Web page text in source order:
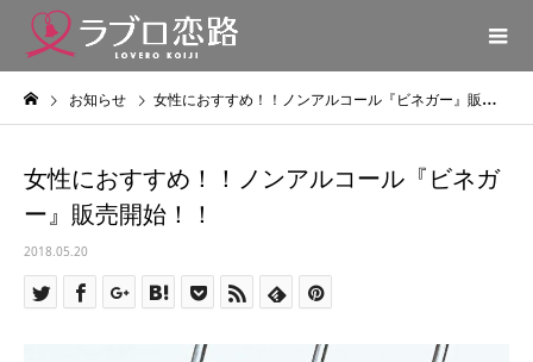
お知らせ 女性におすすめ！！ノンアルコール『ビネガー』販売開始！！
女性におすすめ！！ノンアルコール『ビネガ
ー』販売開始！！
2018.05.20